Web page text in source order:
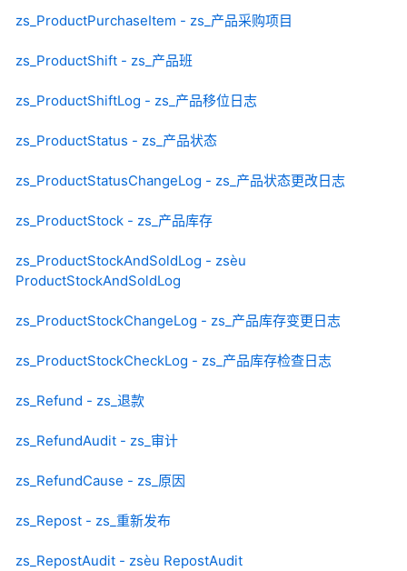
zs_ProductPurchaseItem - zs_产品采购项目
zs_ProductShift - zs_产品班
zs_ProductShiftLog - zs_产品移位日志
zs_ProductStatus - zs_产品状态
zs_ProductStatusChangeLog - zs_产品状态更改日志
zs_ProductStock - zs_产品库存
zs_ProductStockAndSoldLog - zsèu
ProductStockAndSoldLog
zs_ProductStockChangeLog - zs_产品库存变更日志
zs_ProductStockCheckLog - zs_产品库存检查日志
zs_Refund - zs_退款
zs_RefundAudit - zs_审计
zs_RefundCause - zs_原因
zs_Repost - zs_重新发布
zs_RepostAudit - zsèu RepostAudit